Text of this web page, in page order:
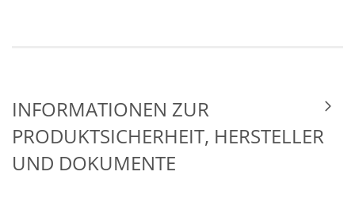
INFORMATIONEN ZUR
PRODUKTSICHERHEIT, HERSTELLER
UND DOKUMENTE